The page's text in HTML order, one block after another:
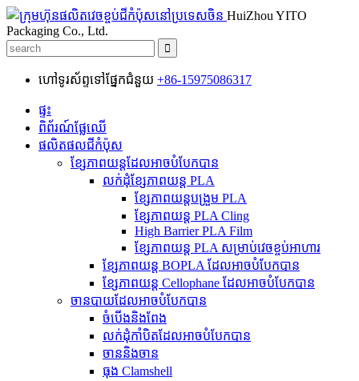
HuiZhou YITO
Packaging Co., Ltd.
ហៅទូរស័ព្ទទៅផ្នែកជំនួយ +86-15975086317
ផ្ទះ
ពិព័រណ៍ផ្លែឈើ
ផលិតផលជីកំប៉ុស
ខ្សែភាពយន្តដែលអាចបំបែកបាន
លក់ដុំខ្សែភាពយន្ត PLA
ខ្សែភាពយន្តបង្រួម PLA
ខ្សែភាពយន្ត PLA Cling
High Barrier PLA Film
ខ្សែភាពយន្ត PLA សម្រាប់វេចខ្ចប់អាហារ
ខ្សែភាពយន្ត BOPLA ដែលអាចបំបែកបាន
ខ្សែភាពយន្ត Cellophane ដែលអាចបំបែកបាន
ចានបាយដែលអាចបំបែកបាន
ចំបើងនិងពែង
លក់ដុំកាំបិតដែលអាចបំបែកបាន
ចាននិងចាន
ធុង Clamshell